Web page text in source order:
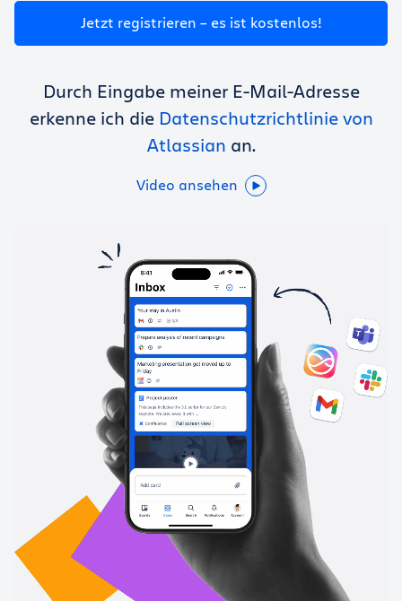
Jetzt registrieren – es ist kostenlos!
Durch Eingabe meiner E-Mail-Adresse
erkenne ich die Datenschutzrichtlinie von
Atlassian an.
Video ansehen